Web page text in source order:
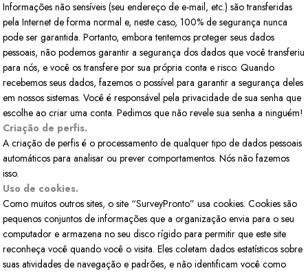
Informações não sensíveis (seu endereço de e-mail, etc.) são transferidas
pela Internet de forma normal e, neste caso, 100% de segurança nunca
pode ser garantida. Portanto, embora tentemos proteger seus dados
pessoais, não podemos garantir a segurança dos dados que você transferiu
para nós, e você os transfere por sua própria conta e risco. Quando
recebemos seus dados, fazemos o possível para garantir a segurança deles
em nossos sistemas. Você é responsável pela privacidade de sua senha que
escolhe ao criar uma conta. Pedimos que não revele sua senha a ninguém!
Criação de perfis.
A criação de perfis é o processamento de qualquer tipo de dados pessoais
automáticos para analisar ou prever comportamentos. Nós não fazemos
isso.
Uso de cookies.
Como muitos outros sites, o site “SurveyPronto” usa cookies. Cookies são
pequenos conjuntos de informações que a organização envia para o seu
computador e armazena no seu disco rígido para permitir que este site
reconheça você quando você o visita. Eles coletam dados estatísticos sobre
suas atividades de navegação e padrões, e não identificam você como